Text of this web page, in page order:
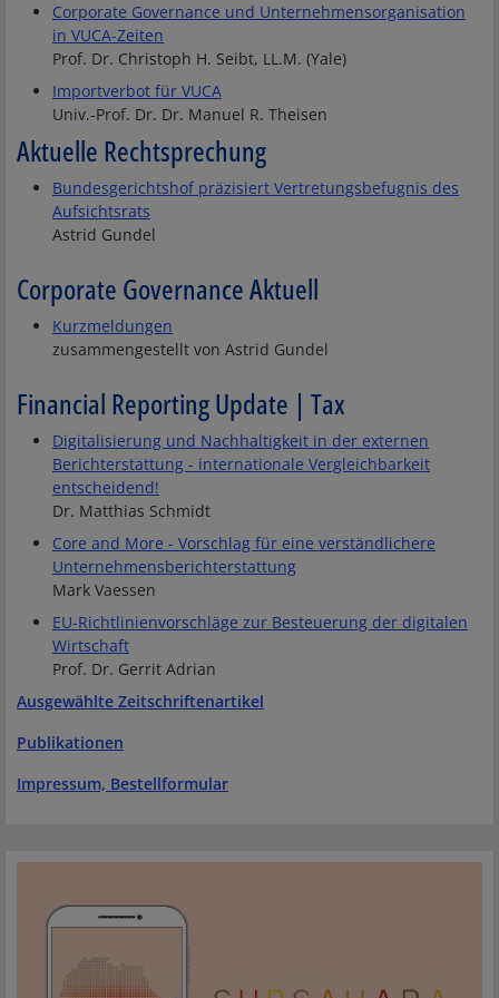
Corporate Governance und Unternehmensorganisation
in VUCA-Zeiten
Prof. Dr. Christoph H. Seibt, LL.M. (Yale)
Importverbot für VUCA
Univ.-Prof. Dr. Dr. Manuel R. Theisen
Aktuelle Rechtsprechung
Bundesgerichtshof präzisiert Vertretungsbefugnis des
Aufsichtsrats
Astrid Gundel
Corporate Governance Aktuell
Kurzmeldungen
zusammengestellt von Astrid Gundel
Financial Reporting Update | Tax
Digitalisierung und Nachhaltigkeit in der externen
Berichterstattung - internationale Vergleichbarkeit
entscheidend!
Dr. Matthias Schmidt
Core and More - Vorschlag für eine verständlichere
Unternehmensberichterstattung
Mark Vaessen
EU-Richtlinienvorschläge zur Besteuerung der digitalen
Wirtschaft
Prof. Dr. Gerrit Adrian
Ausgewählte Zeitschriftenartikel
Publikationen
Impressum, Bestellformular